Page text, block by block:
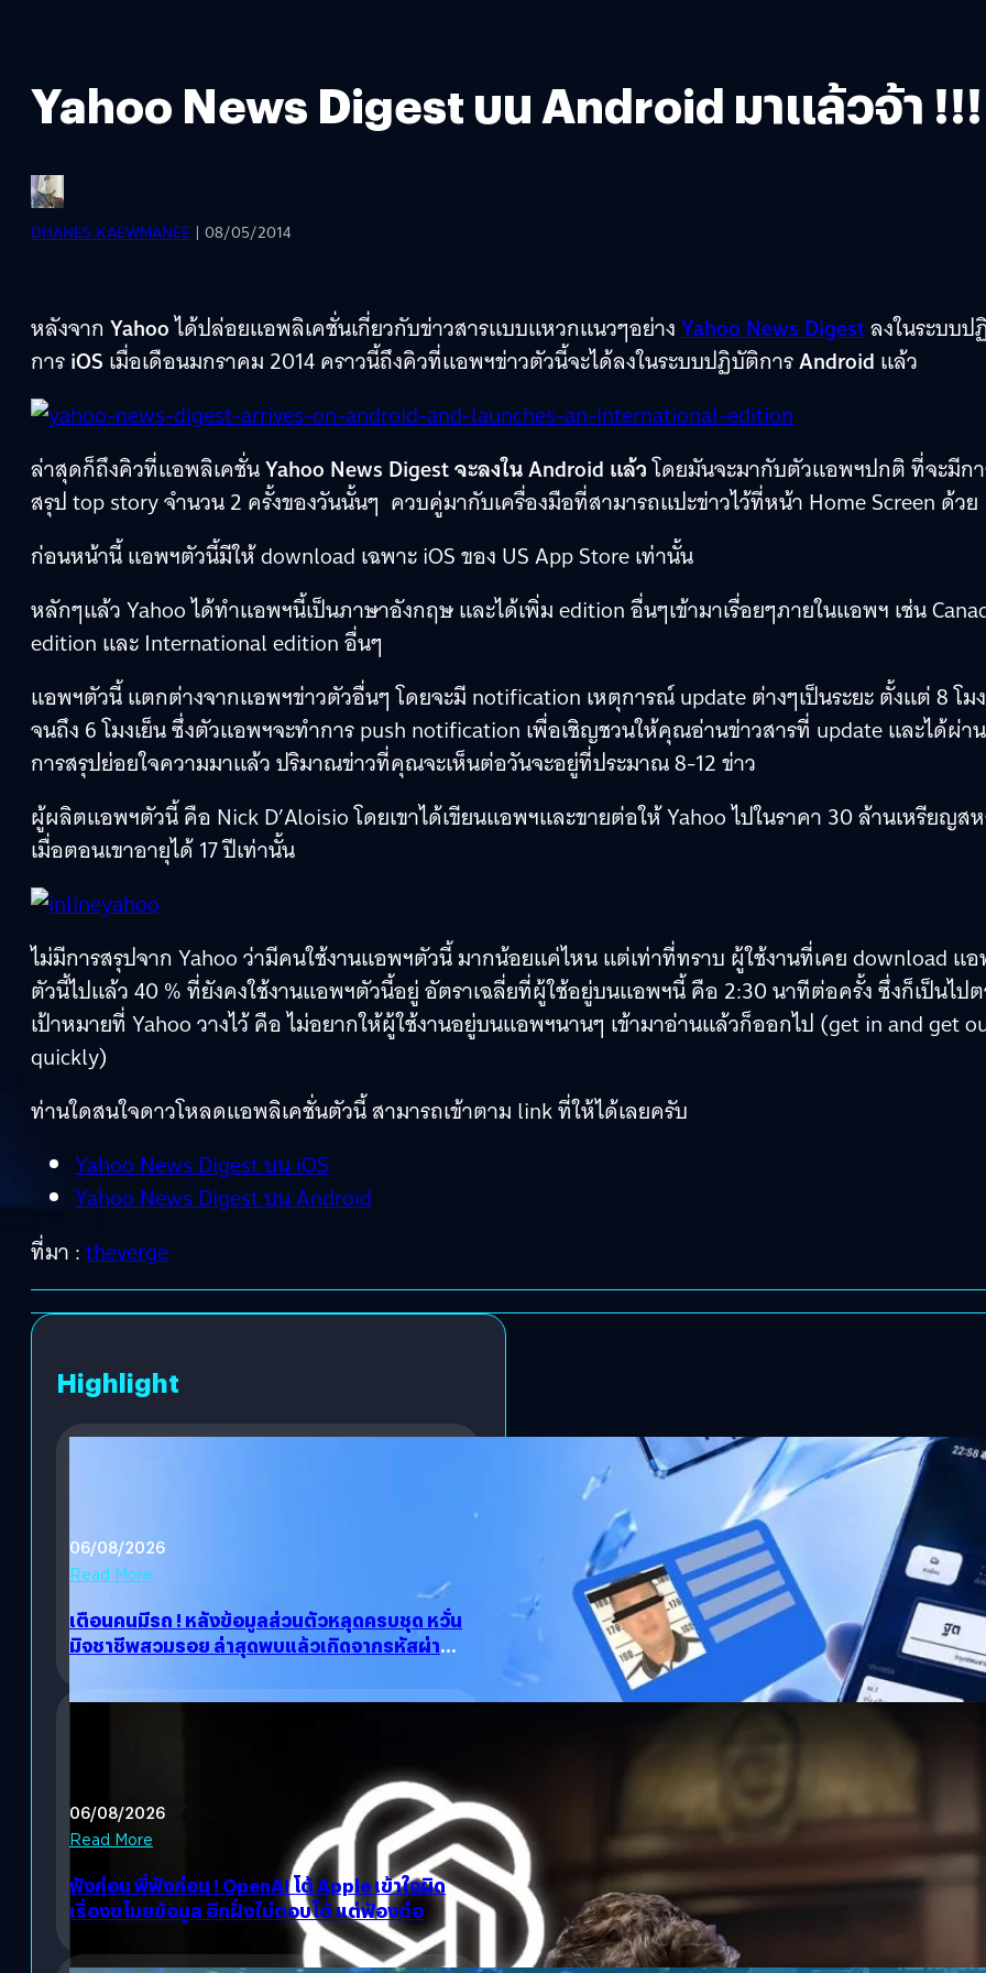
Yahoo News Digest บน Android มาแล้วจ้า !!!
DHANES KAEWMANEE | 08/05/2014
หลังจาก Yahooได้ปล่อยแอพลิเคชั่นเกี่ยวกับข่าวสารแบบแหวกแนวๆอย่างYahoo News Digestลงในระบบ
การiOS เมื่อเดือนมกราคม 2014 คราวนี้ถึงคิวที่แอพฯข่าวตัวนี้จะได้ลงในระบบปฏิบัติการAndroid แล้ว
ล่าสุดก็ถึงคิวที่แอพลิเคชั่นYahoo News Digest จะลงใน Android แล้วโดยมันจะมากับตัวแอพฯปกติ ที่จะมีก
สรุป top story จำนวน 2 ครั้งของวันนั้นๆ ควบคู่มากับเครื่องมือที่สามารถแปะข่าวไว้ที่หน้า Home Screen ด้วย
ก่อนหน้านี้ แอพฯตัวนี้มีให้ download เฉพาะ iOS ของ US App Store เท่านั้น
หลักๆแล้ว Yahoo ได้ทำแอพฯนี้เป็นภาษาอังกฤษ และได้เพิ่ม edition อื่นๆเข้ามาเรื่อยๆภายในแอพฯ เช่น
edition และ International edition อื่นๆ
แอพฯตัวนี้ แตกต่างจากแอพฯข่าวตัวอื่นๆ โดยจะมี notification เหตุการณ์ update ต่างๆเป็นระยะ ตั้งแต่ 8 โมง
จนถึง 6 โมงเย็น ซึ่งตัวแอพฯจะทำการ push notification เพื่อเชิญชวนให้คุณอ่านข่าวสารที่ update และได้ผ่าน
การสรุปย่อยใจความมาแล้ว ปริมาณข่าวที่คุณจะเห็นต่อวันจะอยู่ที่ประมาณ 8-12 ข่าว
ผู้ผลิตแอพฯตัวนี้ คือ Nick D’Aloisio โดยเขาได้เขียนแอพฯและขายต่อให้ Yahoo ไปในราคา 30 ล้านเหรียญส
เมื่อตอนเขาอายุได้ 17 ปีเท่านั้น
ไม่มีการสรุปจาก Yahoo ว่ามีคนใช้งานแอพฯตัวนี้ มากน้อยแค่ไหน แต่เท่าที่ทราบ ผู้ใช้งานที่เคย download แ
ตัวนี้ไปแล้ว 40 % ที่ยังคงใช้งานแอพฯตัวนี้อยู่ อัตราเฉลี่ยที่ผู้ใช้อยู่บนแอพฯนี้ คือ 2:30 นาทีต่อครั้ง ซึ่งก็เป็นไป
เป้าหมายที่ Yahoo วางไว้ คือ ไม่อยากให้ผู้ใช้งานอยู่บนแอพฯนานๆ เข้ามาอ่านแล้วก็ออกไป (get in and get
quickly)
ท่านใดสนใจดาวโหลดแอพลิเคชั่นตัวนี้ สามารถเข้าตาม link ที่ให้ได้เลยครับ
Yahoo News Digest บน iOS
Yahoo News Digest บน Android
ที่มา :theverge
Highlight
06/08/2026
Read More
เตือนคนมีรถ ! หลังข้อมูลส่วนตัวหลุดครบชุด หวั่น
มิจชาชีพสวมรอย ล่าสุดพบแล้วเกิดจากรหัสผ่าน
06/08/2026
Read More
ฟังก่อน พี่ฟังก่อน ! OpenAI โต้ Apple เข้าใจผิด
เรื่องขโมยข้อมูล อีกฝั่งไม่ตอบโต้ แต่ฟ้องต่อ